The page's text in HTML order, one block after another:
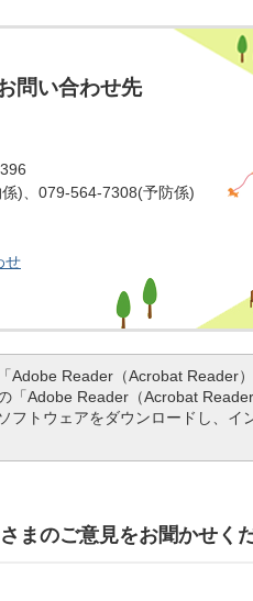
問い合わせ先
)、079-564-7308(予防係)
せ
Adobe Reader（Acrobat Reader
「Adobe Reader（Acrobat
フトウェアをダウンロードし、イ
まのご意見をお聞かせく